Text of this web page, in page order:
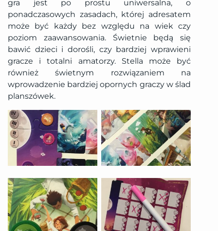
gra jest po prostu uniwersalna, o
ponadczasowych zasadach, której adresatem
może być każdy bez względu na wiek czy
poziom zaawansowania. Świetnie będą się
bawić dzieci i dorośli, czy bardziej wprawieni
gracze i totalni amatorzy. Stella może być
również świetnym rozwiązaniem na
wprowadzenie bardziej opornych graczy w ślad
planszówek.